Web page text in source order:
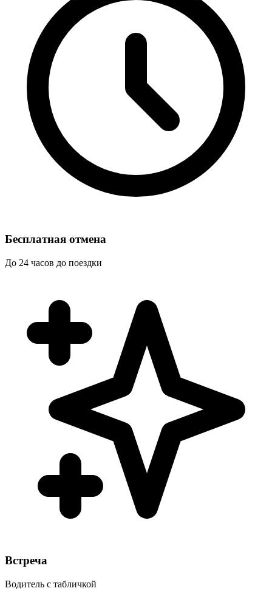
Бесплатная отмена
До 24 часов до поездки
Встреча
Водитель с табличкой